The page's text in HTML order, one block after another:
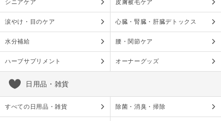
シニアケア 皮膚被毛ケア
涙やけ・目のケア 心臓・腎臓・肝臓デトックス
水分補給 腰・関節ケア
ハーブサプリメント オーナーグッズ
日用品・雑貨
すべての日用品・雑貨 除菌・消臭・掃除